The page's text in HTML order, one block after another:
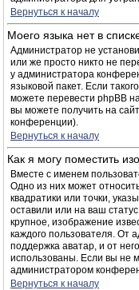
Вернуться к началу
Моего языка нет в
Администратор не
или же просто никто не
у администратора
языковой пакет. Если
можете перевести phpBB
вы можете получить на
конференции).
Вернуться к началу
Как я могу поместить
Вместе с именем
Одно из них может
квадратики или точки,
оставили или на ваш
крупное, изображение
каждого пользователя. От
поддержка аватар, и от
использованы. Если вы не
администратором
Вернуться к началу